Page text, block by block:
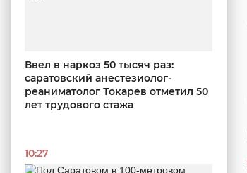
Ввел в наркоз 50 тысяч раз:
саратовский анестезиолог-
реаниматолог Токарев отметил 50
лет трудового стажа
10:27